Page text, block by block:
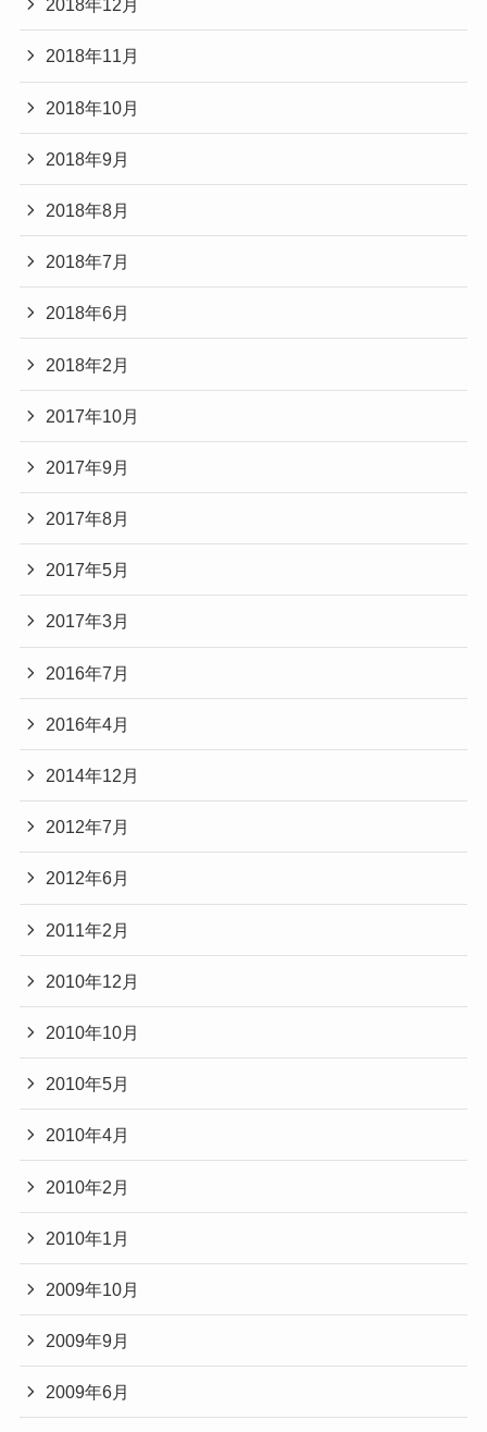
2018年12月
2018年11月
2018年10月
2018年9月
2018年8月
2018年7月
2018年6月
2018年2月
2017年10月
2017年9月
2017年8月
2017年5月
2017年3月
2016年7月
2016年4月
2014年12月
2012年7月
2012年6月
2011年2月
2010年12月
2010年10月
2010年5月
2010年4月
2010年2月
2010年1月
2009年10月
2009年9月
2009年6月